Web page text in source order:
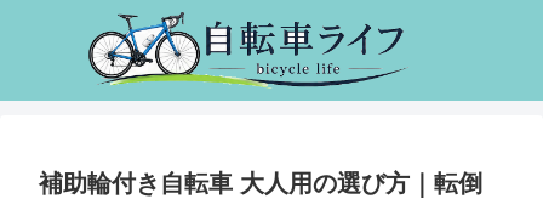
補助輪付き自転車 大人用の選び方｜転倒